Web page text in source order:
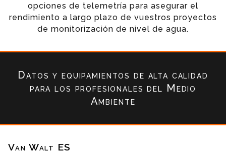
opciones de telemetría para asegurar el
rendimiento a largo plazo de vuestros proyectos
de monitorización de nivel de agua.
Datos y equipamientos de alta calidad
para los profesionales del Medio
Ambiente
Van Walt ES